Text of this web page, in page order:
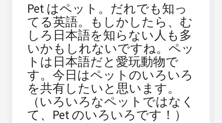
Pet はペット。だれでも知っ
てる英語。もしかしたら、む
しろ日本語を知らない人も多
いかもしれないですね。ペッ
トは日本語だと愛玩動物で
す。今日はペットのいろいろ
を共有したいと思います。
（いろいろなペットではなく
て、Pet のいろいろです！）